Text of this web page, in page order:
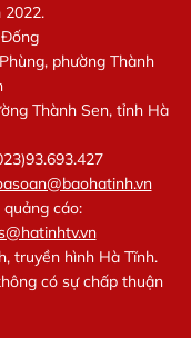
2022.
Đống
phường Thành
Thành Sen, tỉnh Hà
quảng cáo:
truyền hình Hà Tĩnh.
có sự chấp thuận